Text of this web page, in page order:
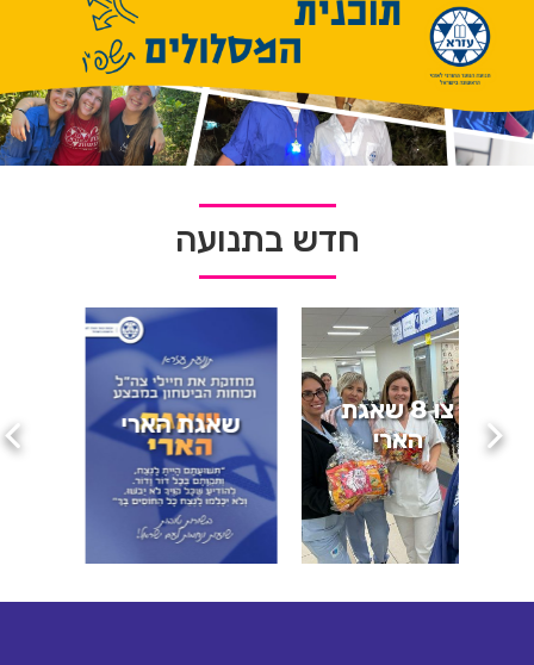
חדש בתנועה
שאגת הארי יום גוש קטיף